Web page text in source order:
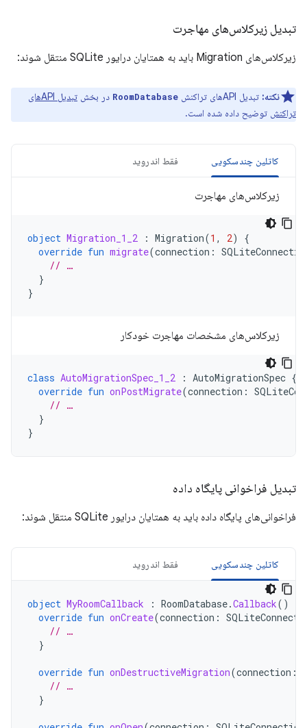
تبدیل زیرکلاس‌های مهاجرت
زیرکلاس‌های Migration باید به همتایان درایور SQLite منتقل شوند:
نکته: تبدیل APIهای تراکنش RoomDatabase در بخش
تبدیل APIهای
تراکنش توضیح داده شده است.
کاتلین چندسکویی فقط اندروید
زیرکلاس‌های مهاجرت
object Migration_1_2 : Migration(1 , 2)
{
override fun migrate(connection :
// …
}
}
زیرکلاس‌های مشخصات مهاجرت خودکار
class AutoMigrationSpec_1_2 : AutoMigrationSpec {
override fun onPostMigrate(connection :
// …
}
}
تبدیل فراخوانی پایگاه داده
فراخوانی‌های پایگاه داده باید به همتایان درایور SQLite منتقل شوند:
کاتلین چندسکویی فقط اندروید
object MyRoomCallback : RoomDatabase.Callback()
override fun onCreate(connection :
// …
}
override fun onDestructiveMigration(connection :
// …
}